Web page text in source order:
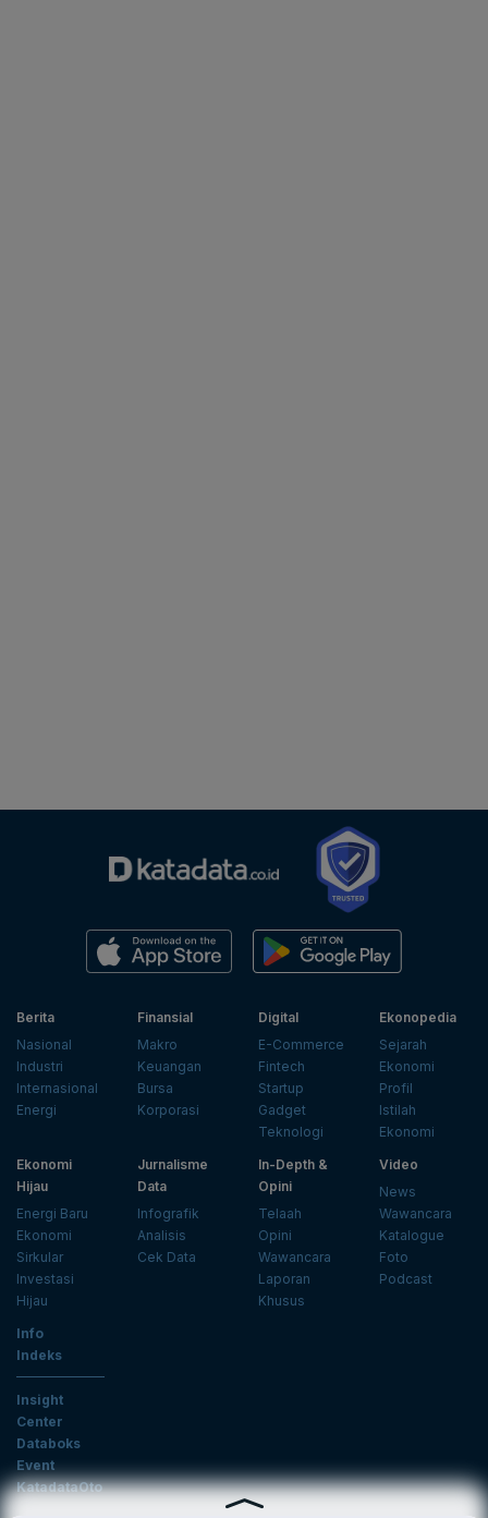
Berita
Nasional
Industri
Internasional
Energi
Finansial
Makro
Keuangan
Bursa
Korporasi
Digital
E-Commerce
Fintech
Startup
Gadget
Teknologi
Ekonopedia
Sejarah
Ekonomi
Profil
Istilah
Ekonomi
Ekonomi
Hijau
Energi Baru
Ekonomi
Sirkular
Investasi
Hijau
Jurnalisme
Data
Infografik
Analisis
Cek Data
In-Depth &
Opini
Telaah
Opini
Wawancara
Laporan
Khusus
Video
News
Wawancara
Katalogue
Foto
Podcast
Info
Indeks
Insight
Center
Databoks
Event
KatadataOto